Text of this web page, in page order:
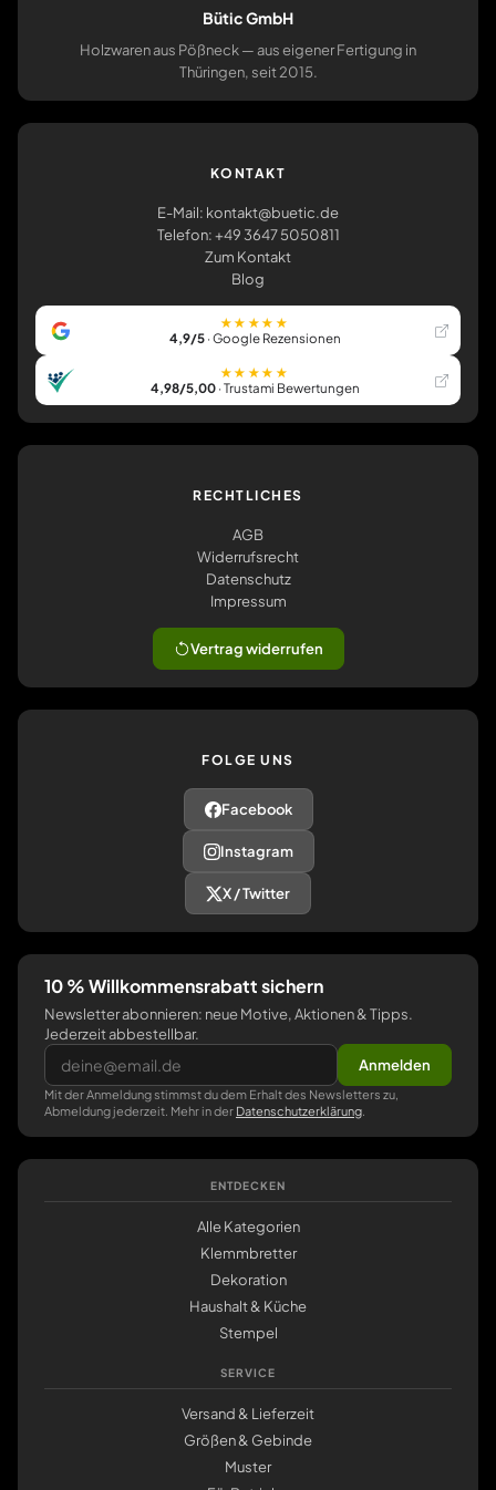
Bütic GmbH
Holzwaren aus Pößneck — aus eigener Fertigung in
Thüringen, seit 2015.
KONTAKT
E-Mail: kontakt@buetic.de
Telefon: +49 3647 5050811
Zum Kontakt
Blog
★★★★★
4,9/5· Google Rezensionen
★★★★★
4,98/5,00· Trustami Bewertungen
RECHTLICHES
AGB
Widerrufsrecht
Datenschutz
Impressum
Vertrag widerrufen
FOLGE UNS
Facebook
Instagram
X / Twitter
10 % Willkommensrabatt sichern
Newsletter abonnieren: neue Motive, Aktionen & Tipps.
Jederzeit abbestellbar.
Anmelden
Mit der Anmeldung stimmst du dem Erhalt des Newsletters zu,
Abmeldung jederzeit. Mehr in der Datenschutzerklärung
ENTDECKEN
Alle Kategorien
Klemmbretter
Dekoration
Haushalt & Küche
Stempel
SERVICE
Versand & Lieferzeit
Größen & Gebinde
Muster